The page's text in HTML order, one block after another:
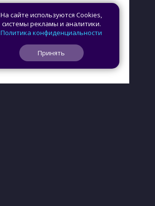
На сайте используются Cookies,
системы рекламы и аналитики.
Политика конфиденциальности
Принять